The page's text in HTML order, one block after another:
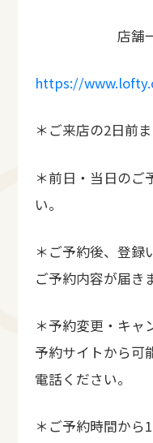
店舗一
https://
＊ご来店の2日前
＊前日・当日のご
い。
＊ご予約後、登録
ご予約内容が届き
＊予約変更・キャ
予約サイトから可
電話ください。
＊ご予約時間から